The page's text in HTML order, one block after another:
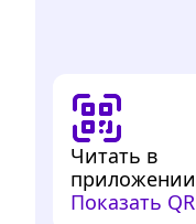
Читать в
приложении
Показать QR